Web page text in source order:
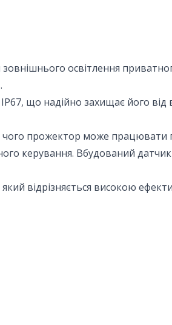
освітлення
що надійно захищає його від
прожектор може працювати
керування. Вбудований
відрізняється високою